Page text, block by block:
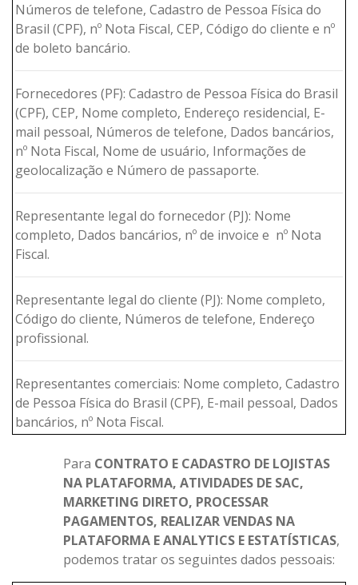
Números de telefone, Cadastro de Pessoa Física do
Brasil (CPF), nº Nota Fiscal, CEP, Código do cliente e nº
de boleto bancário.
Fornecedores (PF): Cadastro de Pessoa Física do Brasil
(CPF), CEP, Nome completo, Endereço residencial, E-
mail pessoal, Números de telefone, Dados bancários,
nº Nota Fiscal, Nome de usuário, Informações de
geolocalização e Número de passaporte.
Representante legal do fornecedor (PJ): Nome
completo, Dados bancários, nº de invoice e nº Nota
Fiscal.
Representante legal do cliente (PJ): Nome completo,
Código do cliente, Números de telefone, Endereço
profissional.
Representantes comerciais: Nome completo, Cadastro
de Pessoa Física do Brasil (CPF), E-mail pessoal, Dados
bancários, nº Nota Fiscal.
Para CONTRATO E CADASTRO DE LOJISTAS
NA PLATAFORMA, ATIVIDADES DE SAC,
MARKETING DIRETO, PROCESSAR
PAGAMENTOS, REALIZAR VENDAS NA
PLATAFORMA E ANALYTICS E ESTATÍSTICAS,
podemos tratar os seguintes dados pessoais: